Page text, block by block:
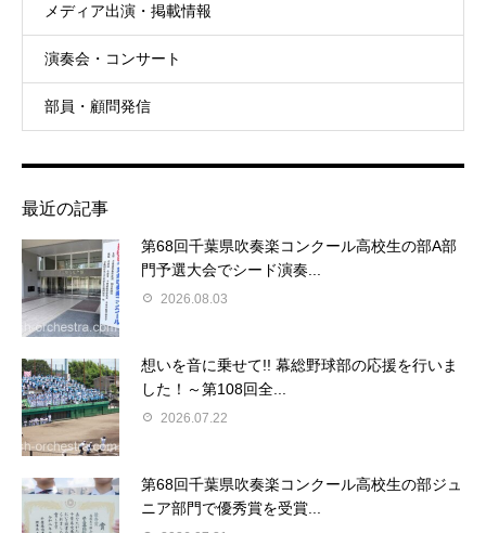
メディア出演・掲載情報
演奏会・コンサート
部員・顧問発信
最近の記事
第68回千葉県吹奏楽コンクール高校生の部A部
門予選大会でシード演奏...
2026.08.03
想いを音に乗せて!! 幕総野球部の応援を行いま
した！～第108回全...
2026.07.22
第68回千葉県吹奏楽コンクール高校生の部ジュ
ニア部門で優秀賞を受賞...